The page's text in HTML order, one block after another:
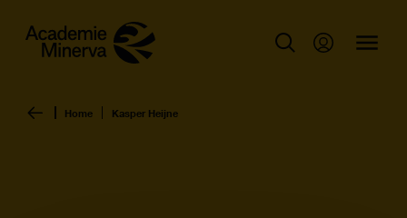
Home Kasper Heijne